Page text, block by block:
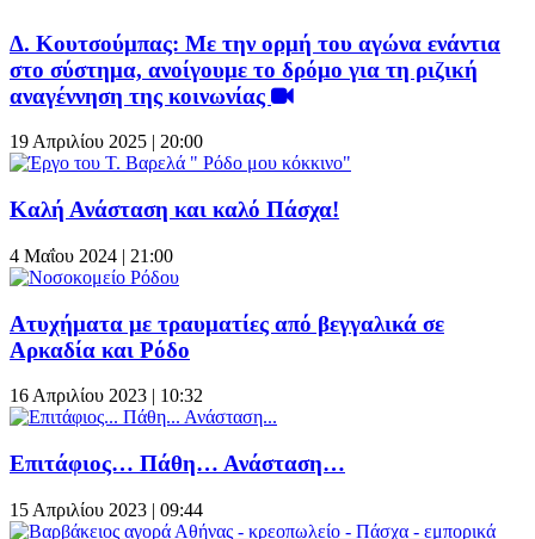
Δ. Κουτσούμπας: Με την ορμή του αγώνα ενάντια
στο σύστημα, ανοίγουμε το δρόμο για τη ριζική
αναγέννηση της κοινωνίας
19 Απριλίου 2025 | 20:00
Καλή Ανάσταση και καλό Πάσχα!
4 Μαΐου 2024 | 21:00
Ατυχήματα με τραυματίες από βεγγαλικά σε
Αρκαδία και Ρόδο
16 Απριλίου 2023 | 10:32
Επιτάφιος… Πάθη… Ανάσταση…
15 Απριλίου 2023 | 09:44